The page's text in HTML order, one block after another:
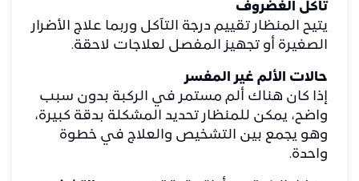
تآكل الغضروف
يتيح المنظار تقييم درجة التآكل وربما علاج الأضرار
الصغيرة أو تجهيز المفصل لعلاجات لاحقة.
حالات الألم غير المفسر
إذا كان هناك ألم مستمر في الركبة بدون سبب
واضح، يمكن للمنظار تحديد المشكلة بدقة كبيرة،
وهو يجمع بين التشخيص والعلاج في خطوة
واحدة.